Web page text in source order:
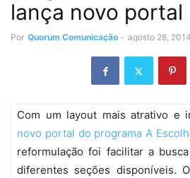
lança novo portal
Por Quorum Comunicação - agosto 28, 2014
Com um layout mais atrativo e
novo portal do programa A
reformulação foi facilitar a
diferentes seções disponíveis.